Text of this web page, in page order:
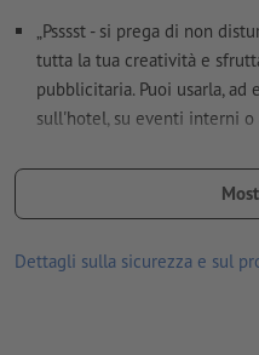
„Psssst - si prega di non
tutta la tua creatività e
pubblicitaria. Puoi usarla,
sull'hotel, su eventi interni
le stampe su carta riciclata
La fornitura avviene fustellata.
Dettagli sulla sicurezza e sul